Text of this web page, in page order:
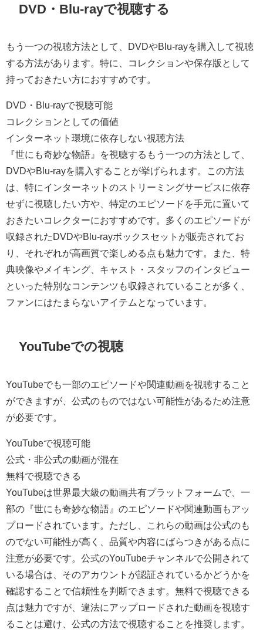
DVD・Blu-rayで視聴する
もう一つの視聴方法として、DVDやBlu-rayを購入して視聴
する方法があります。特に、コレクションや保存版として
持っておきたい方におすすめです。
DVD・Blu-rayで視聴可能
コレクションとしての価値
インターネット環境に依存しない視聴方法
『世にも奇妙な物語』を視聴するもう一つの方法として、
DVDやBlu-rayを購入することが挙げられます。この方法
は、特にインターネットのストリーミングサービスに依存
せずに視聴したい方や、特定のエピソードを手元に置いて
おきたいコレクターにおすすめです。多くのエピソードが
収録されたDVDやBlu-rayボックスセットが販売されてお
り、それぞれが高画質で楽しめる点も魅力です。また、特
典映像やメイキング、キャスト・スタッフのインタビュー
といった特別なコンテンツも収録されていることが多く、
ファンにはたまらないアイテムとなっています。
YouTubeでの視聴
YouTubeでも一部のエピソードや関連動画を視聴すること
ができますが、公式のものではない可能性があるため注意
が必要です。
YouTubeで視聴可能
公式・非公式の動画が混在
無料で視聴できる
YouTubeは世界最大級の動画共有プラットフォームで、一
部の『世にも奇妙な物語』のエピソードや関連動画もアッ
プロードされています。ただし、これらの動画は公式のも
のでない可能性が高く、品質や内容にばらつきがある点に
注意が必要です。公式のYouTubeチャンネルで公開されて
いる場合は、そのアカウントが認証されているかどうかを
確認することで信頼性を判断できます。無料で視聴できる
点は魅力ですが、違法にアップロードされた動画を視聴す
ることは避け、公式の方法で視聴することを推奨します。